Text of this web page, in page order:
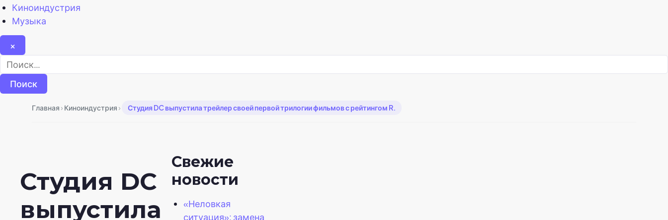
Киноиндустрия
Музыка
×
Найти:
Главная › Киноиндустрия › Студия DC выпустила трейлер своей первой трилогии фильмов с рейтингом R.
Студия DC
выпустила
Свежие
новости
«Неловкая
ситуация»: замена